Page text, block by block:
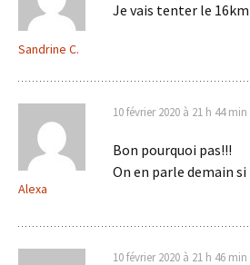
Sandrine C.
Je vais tenter le 16km
Alexa
10 février 2020 à 21 h 44 min
Bon pourquoi pas!!!
On en parle demain
10 février 2020 à 21 h 46 min